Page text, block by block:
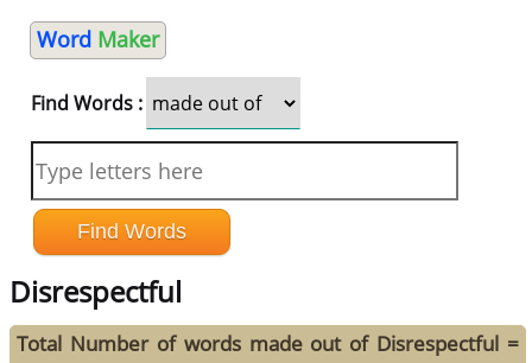
Word Maker
Find Words :
Disrespectful
Total Number of words made out of Disrespectful =